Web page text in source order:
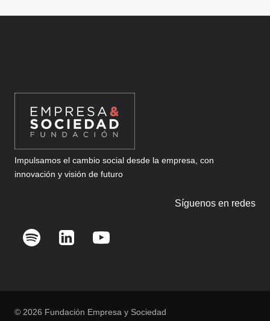
HORARIOS
Impulsamos el cambio social desde la empresa, con
innovación y visión de futuro
Síguenos en redes
© 2026 Fundación Empresa y Sociedad